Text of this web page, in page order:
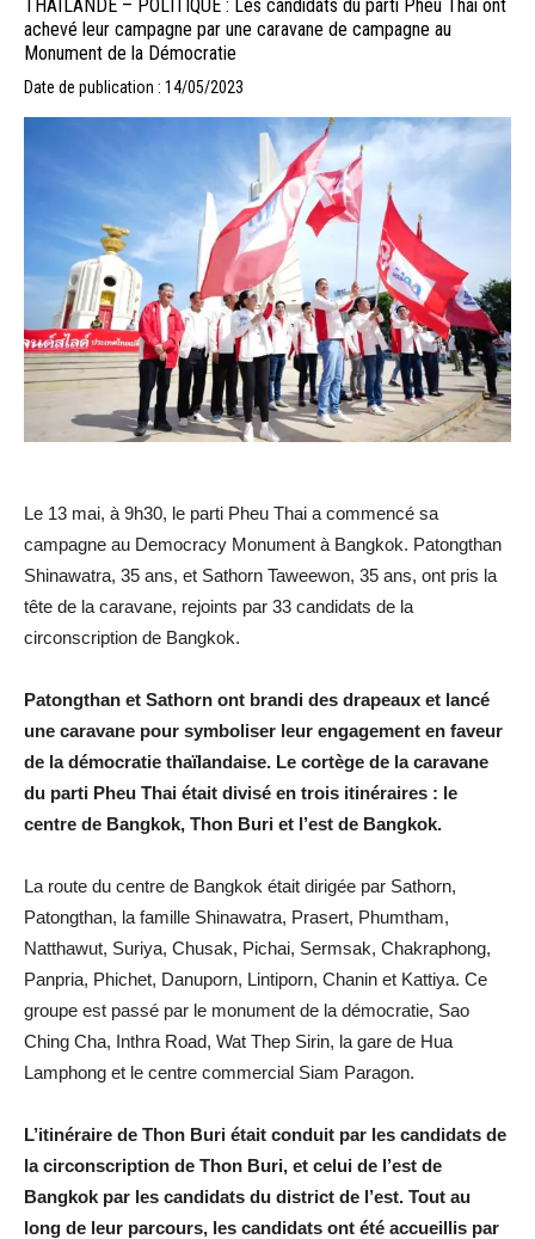
THAÏLANDE – POLITIQUE : Les candidats du parti Pheu Thai ont
achevé leur campagne par une caravane de campagne au
Monument de la Démocratie
Date de publication : 14/05/2023
Le 13 mai, à 9h30, le parti Pheu Thai a commencé sa
campagne au Democracy Monument à Bangkok. Patongthan
Shinawatra, 35 ans, et Sathorn Taweewon, 35 ans, ont pris la
tête de la caravane, rejoints par 33 candidats de la
circonscription de Bangkok.
Patongthan et Sathorn ont brandi des drapeaux et lancé
une caravane pour symboliser leur engagement en faveur
de la démocratie thaïlandaise. Le cortège de la caravane
du parti Pheu Thai était divisé en trois itinéraires : le
centre de Bangkok, Thon Buri et l’est de Bangkok.
La route du centre de Bangkok était dirigée par Sathorn,
Patongthan, la famille Shinawatra, Prasert, Phumtham,
Natthawut, Suriya, Chusak, Pichai, Sermsak, Chakraphong,
Panpria, Phichet, Danuporn, Lintiporn, Chanin et Kattiya. Ce
groupe est passé par le monument de la démocratie, Sao
Ching Cha, Inthra Road, Wat Thep Sirin, la gare de Hua
Lamphong et le centre commercial Siam Paragon.
L’itinéraire de Thon Buri était conduit par les candidats de
la circonscription de Thon Buri, et celui de l’est de
Bangkok par les candidats du district de l’est. Tout au
long de leur parcours, les candidats ont été accueillis par